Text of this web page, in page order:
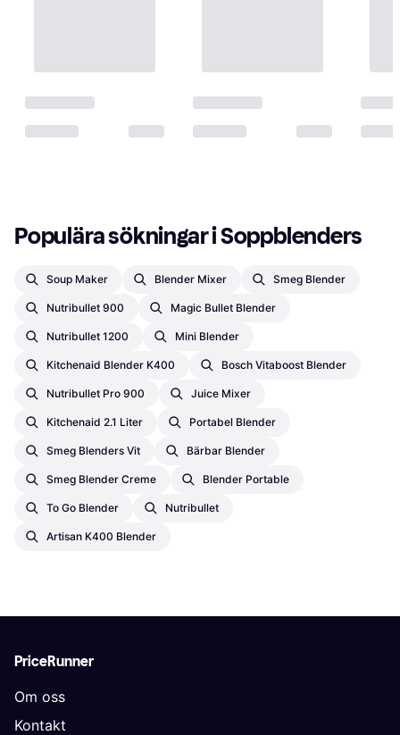
Populära sökningar i Soppblenders
Soup Maker Blender Mixer Smeg Blender
Nutribullet 900 Magic Bullet Blender
Nutribullet 1200 Mini Blender
Kitchenaid Blender K400 Bosch Vitaboost Blender
Nutribullet Pro 900 Juice Mixer
Kitchenaid 2.1 Liter Portabel Blender
Smeg Blenders Vit Bärbar Blender
Smeg Blender Creme Blender Portable
To Go Blender Nutribullet
Artisan K400 Blender
PriceRunner
Om oss
Kontakt